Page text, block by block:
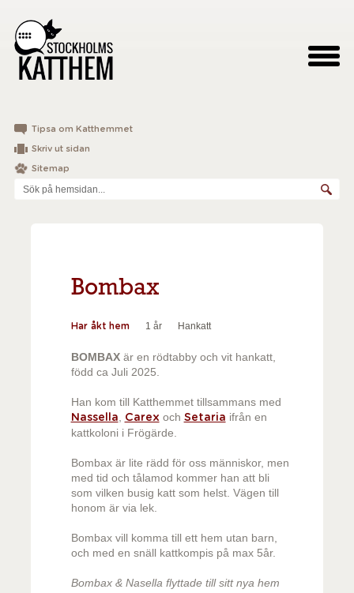
Tipsa om Katthemmet
Skriv ut sidan
Sitemap
Bombax
Har åkt hem 1 år Hankatt
BOMBAXär en rödtabby och vit hankatt,
född ca Juli 2025.
Han kom till Katthemmet tillsammans med
Nassella Carex och Setaria ifrån en
kattkoloni i Frögärde.
Bombax är lite rädd för oss människor, men
med tid och tålamod kommer han att bli
som vilken busig katt som helst. Vägen till
honom är via lek.
Bombax vill komma till ett hem utan barn,
och med en snäll kattkompis på max 5år.
Bombax & Nasella flyttade till sitt nya hem